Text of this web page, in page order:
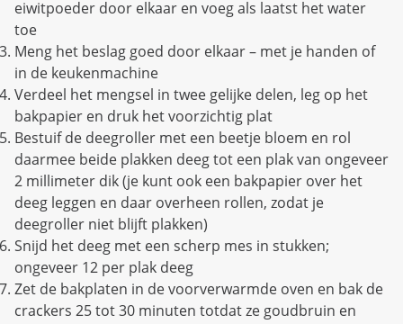
eiwitpoeder door elkaar en voeg als laatst het water
toe
Meng het beslag goed door elkaar – met je handen of
in de keukenmachine
Verdeel het mengsel in twee gelijke delen, leg op het
bakpapier en druk het voorzichtig plat
Bestuif de deegroller met een beetje bloem en rol
daarmee beide plakken deeg tot een plak van ongeveer
2 millimeter dik (je kunt ook een bakpapier over het
deeg leggen en daar overheen rollen, zodat je
deegroller niet blijft plakken)
Snijd het deeg met een scherp mes in stukken;
ongeveer 12 per plak deeg
Zet de bakplaten in de voorverwarmde oven en bak de
crackers 25 tot 30 minuten totdat ze goudbruin en